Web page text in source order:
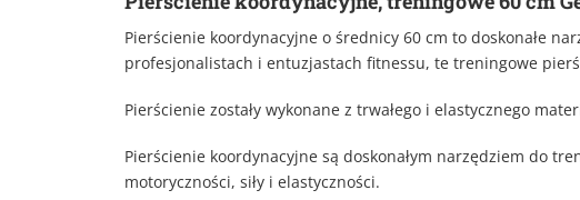
Pierścienie koordynacyjne o średnicy 60 cm to doskonałe
profesjonalistach i entuzjastach fitnessu, te treningowe
Pierścienie zostały wykonane z trwałego i elastycznego
Pierścienie koordynacyjne są doskonałym narzędziem do
motoryczności, siły i elastyczności.